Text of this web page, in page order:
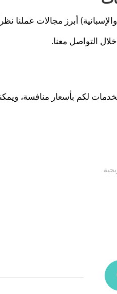
أبرز مجالات عملنا
التواصل معنا.
لكم بأسعار منافسة،